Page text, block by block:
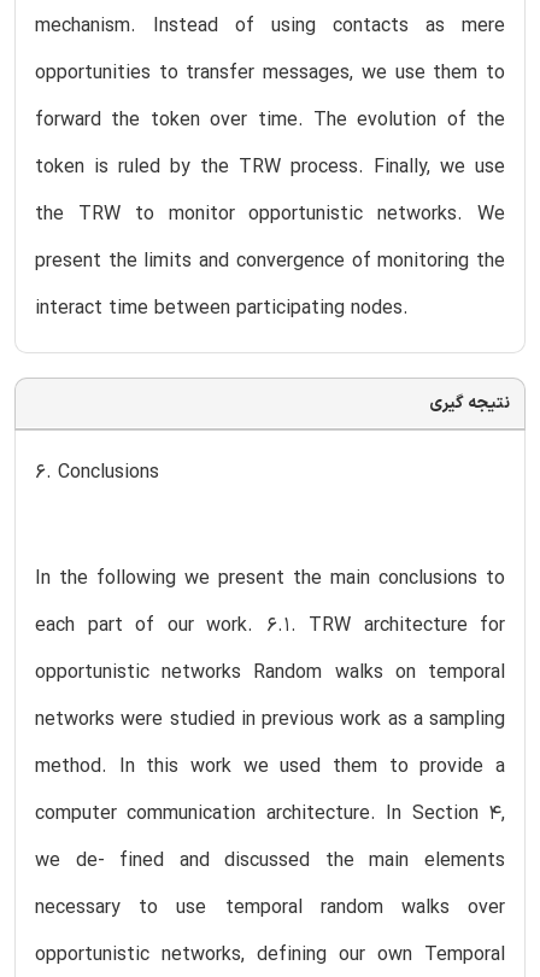
mechanism. Instead of using contacts as mere
opportunities to transfer messages, we use them to
forward the token over time. The evolution of the
token is ruled by the TRW process. Finally, we use
the TRW to monitor opportunistic networks. We
present the limits and convergence of monitoring the
interact time between participating nodes.
نتیجه گیری
6. Conclusions
In the following we present the main conclusions to
each part of our work. 6.1. TRW architecture for
opportunistic networks Random walks on temporal
networks were studied in previous work as a sampling
method. In this work we used them to provide a
computer communication architecture. In Section 4,
we de- fined and discussed the main elements
necessary to use temporal random walks over
opportunistic networks, defining our own Temporal